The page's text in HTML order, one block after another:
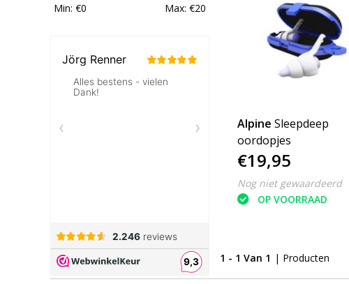
Min: €0 Max: €20
Alpine Sleepdeep
oordopjes
€19,95
Nog niet gewaardeerd
OP VOORRAAD
1 - 1 Van 1 | Producten